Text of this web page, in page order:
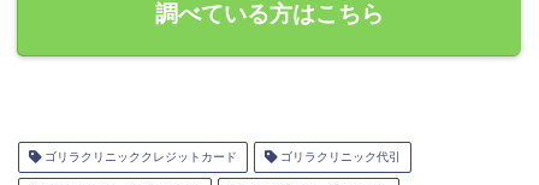
調べている方はこちら
ゴリラクリニッククレジットカード ゴリラクリニック代引